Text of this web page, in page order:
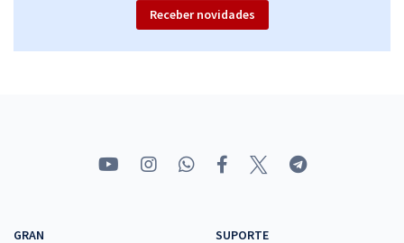
Receber novidades
GRAN
SUPORTE